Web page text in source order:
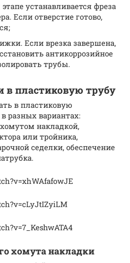
устанавливается фреза
Если отверстие готово,
Если врезка завершена,
антикоррозийное
трубы.
в пластиковую трубу
в пластиковую
разных вариантах:
накладкой,
или тройника,
седелки, обеспечение
хомута накладки